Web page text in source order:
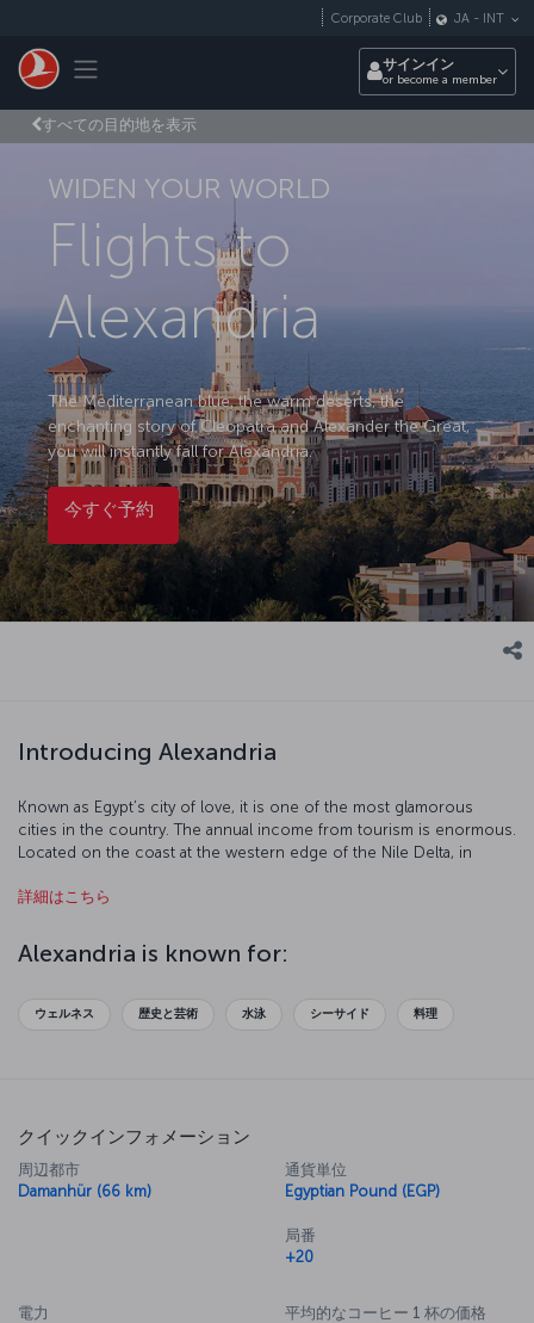
Toggle navigation
Corporate Club JA - INT
サインイン
or become a member
すべての目的地を表示
WIDEN YOUR WORLD
Flights to
Alexandria
The Mediterranean blue, the warm deserts, the
enchanting story of Cleopatra and Alexander the Great,
you will instantly fall for Alexandria.
今すぐ予約
Introducing Alexandria
Known as Egypt’s city of love, it is one of the most glamorous
cities in the country. The annual income from tourism is enormous.
Located on the coast at the western edge of the Nile Delta, in
For thousands of years Alexandria has been the capital of art and
mysterious world with a visit to this incredible city.
詳細はこちら
Alexandria is known for:
ウェルネス 歴史と芸術 水泳 シーサイド 料理
クイックインフォメーション
周辺都市
Damanhür (66 km)
通貨単位
Egyptian Pound (EGP)
局番
+20
電力
平均的なコーヒー 1 杯の価格